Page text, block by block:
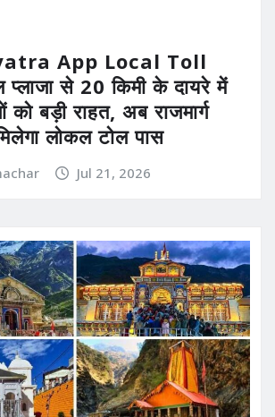
App Local Toll
से 20 किमी के दायरे में
को बड़ी राहत, अब राजमार्ग
लोकल टोल पास
Jul 21, 2026